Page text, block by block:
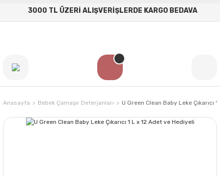
3000 TL ÜZERİ ALIŞVERİŞLERDE KARGO BEDAVA
Anasayfa Bebek Çamaşır Deterjanları U Green Clean Baby Leke Çıkarıcı